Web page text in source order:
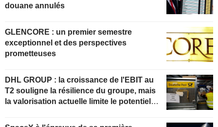
douane annulés
GLENCORE : un premier semestre
exceptionnel et des perspectives
prometteuses
DHL GROUP : la croissance de l'EBIT au
T2 souligne la résilience du groupe, mais
la valorisation actuelle limite le potentiel